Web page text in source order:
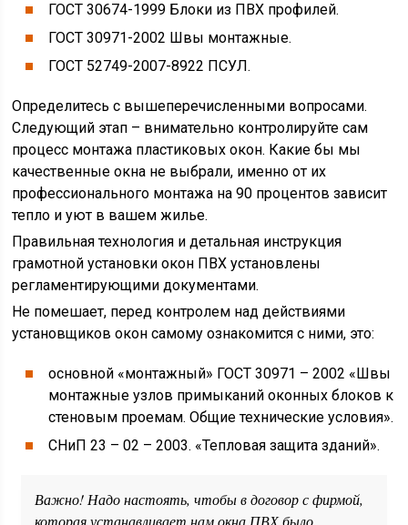
ГОСТ 30674-1999 Блоки из ПВХ профилей.
ГОСТ 30971-2002 Швы монтажные.
ГОСТ 52749-2007-8922 ПСУЛ.
Определитесь с вышеперечисленными вопросами.
Следующий этап – внимательно контролируйте сам
процесс монтажа пластиковых окон. Какие бы мы
качественные окна не выбрали, именно от их
профессионального монтажа на 90 процентов зависит
тепло и уют в вашем жилье.
Правильная технология и детальная инструкция
грамотной установки окон ПВХ установлены
регламентирующими документами.
Не помешает, перед контролем над действиями
установщиков окон самому ознакомится с ними, это:
основной «монтажный» ГОСТ 30971 – 2002 «Швы
монтажные узлов примыканий оконных блоков к
стеновым проемам. Общие технические условия».
СНиП 23 – 02 – 2003. «Тепловая защита зданий».
Важно! Надо настоять, чтобы в договор с фирмой,
которая устанавливает нам окна ПВХ было